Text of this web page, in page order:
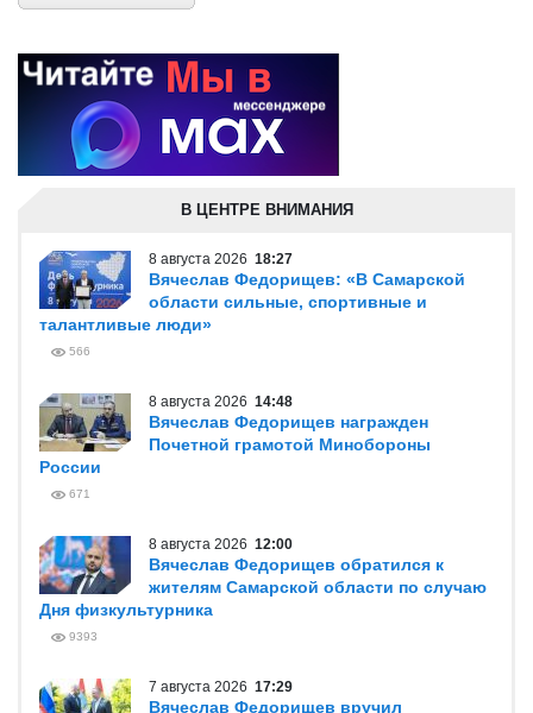
В ЦЕНТРЕ ВНИМАНИЯ
8 августа 2026 18:27
Вячеслав Федорищев: «В Самарской
области сильные, спортивные и
талантливые люди»
566
8 августа 2026 14:48
Вячеслав Федорищев награжден
Почетной грамотой Минобороны
России
671
8 августа 2026 12:00
Вячеслав Федорищев обратился к
жителям Самарской области по случаю
Дня физкультурника
9393
7 августа 2026 17:29
Вячеслав Федорищев вручил